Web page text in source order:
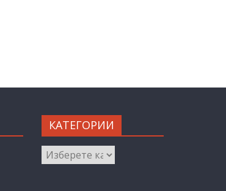
КАТЕГОРИИ
КАТЕГОРИИ